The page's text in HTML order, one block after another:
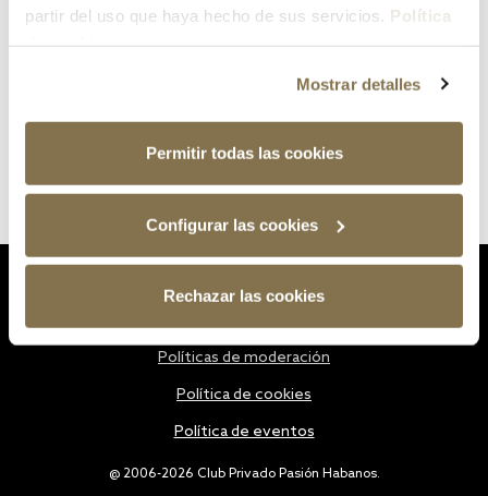
partir del uso que haya hecho de sus servicios. Política
Mostrar detalles
Permitir todas las cookies
Configurar las cookies
Rechazar las cookies
@ 2006-2026 Club Privado Pasión Habanos.
Políticas de moderación
Política de cookies
Política de eventos